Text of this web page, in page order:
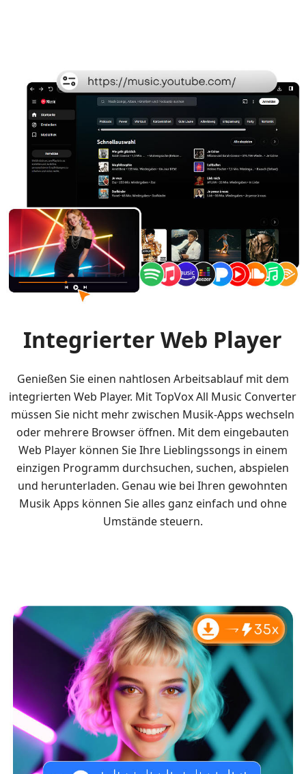
Integrierter Web Player
Genießen Sie einen nahtlosen Arbeitsablauf mit dem
integrierten Web Player. Mit TopVox All Music Converter
müssen Sie nicht mehr zwischen Musik-Apps wechseln
oder mehrere Browser öffnen. Mit dem eingebauten
Web Player können Sie Ihre Lieblingssongs in einem
einzigen Programm durchsuchen, suchen, abspielen
und herunterladen. Genau wie bei Ihren gewohnten
Musik Apps können Sie alles ganz einfach und ohne
Umstände steuern.